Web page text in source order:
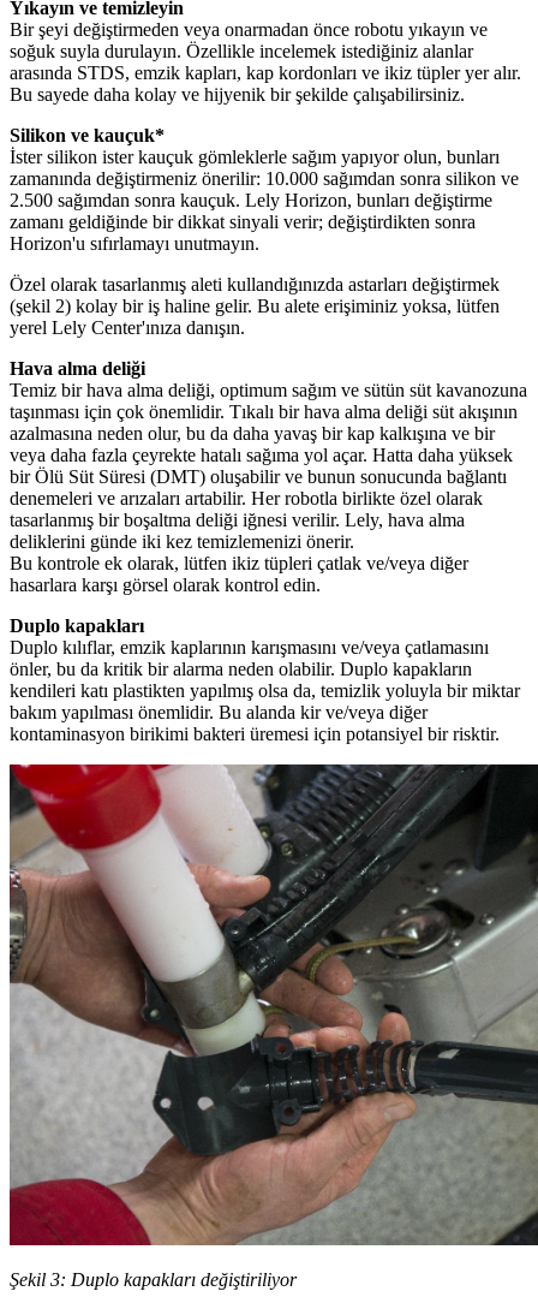
Yıkayın ve temizleyin
Bir şeyi değiştirmeden veya onarmadan önce robotu yıkayın ve
soğuk suyla durulayın. Özellikle incelemek istediğiniz alanlar
arasında STDS, emzik kapları, kap kordonları ve ikiz tüpler yer alır.
Bu sayede daha kolay ve hijyenik bir şekilde çalışabilirsiniz.
Silikon ve kauçuk*
İster silikon ister kauçuk gömleklerle sağım yapıyor olun, bunları
zamanında değiştirmeniz önerilir: 10.000 sağımdan sonra silikon ve
2.500 sağımdan sonra kauçuk. Lely Horizon, bunları değiştirme
zamanı geldiğinde bir dikkat sinyali verir; değiştirdikten sonra
Horizon'u sıfırlamayı unutmayın.
Özel olarak tasarlanmış aleti kullandığınızda astarları değiştirmek
(şekil 2) kolay bir iş haline gelir. Bu alete erişiminiz yoksa, lütfen
yerel Lely Center'ınıza danışın.
Hava alma deliği
Temiz bir hava alma deliği, optimum sağım ve sütün süt kavanozuna
taşınması için çok önemlidir. Tıkalı bir hava alma deliği süt akışının
azalmasına neden olur, bu da daha yavaş bir kap kalkışına ve bir
veya daha fazla çeyrekte hatalı sağıma yol açar. Hatta daha yüksek
bir Ölü Süt Süresi (DMT) oluşabilir ve bunun sonucunda bağlantı
denemeleri ve arızaları artabilir. Her robotla birlikte özel olarak
tasarlanmış bir boşaltma deliği iğnesi verilir. Lely, hava alma
deliklerini günde iki kez temizlemenizi önerir.
Bu kontrole ek olarak, lütfen ikiz tüpleri çatlak ve/veya diğer
hasarlara karşı görsel olarak kontrol edin.
Duplo kapakları
Duplo kılıflar, emzik kaplarının karışmasını ve/veya çatlamasını
önler, bu da kritik bir alarma neden olabilir. Duplo kapakların
kendileri katı plastikten yapılmış olsa da, temizlik yoluyla bir miktar
bakım yapılması önemlidir. Bu alanda kir ve/veya diğer
kontaminasyon birikimi bakteri üremesi için potansiyel bir risktir.
Şekil 3: Duplo kapakları değiştiriliyor